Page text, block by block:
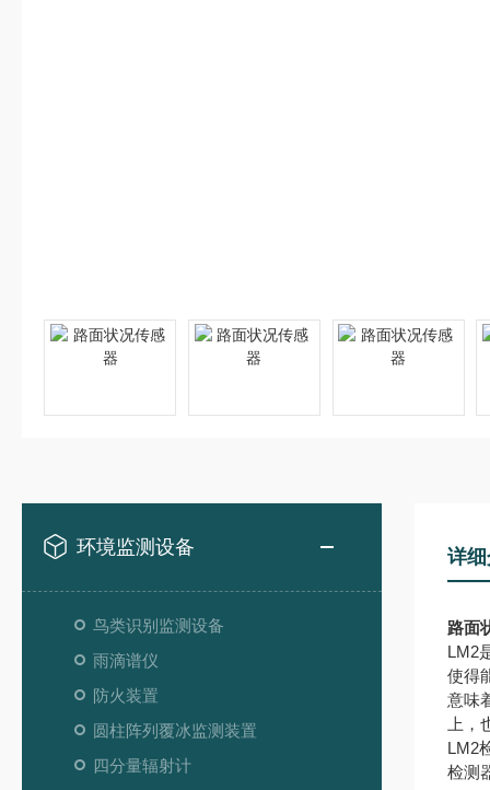
环境监测设备
鸟类识别监测设备
雨滴谱仪
防火装置
圆柱阵列覆冰监测装置
四分量辐射计
详
路面
LM2
使得
意味
上
LM2
检测